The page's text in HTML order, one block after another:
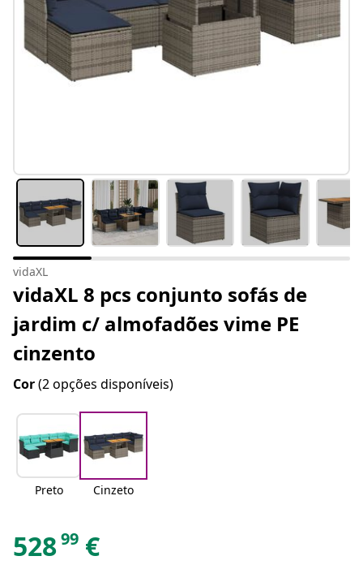
vidaXL
vidaXL 8 pcs conjunto sofás de
jardim c/ almofadões vime PE
cinzento
Cor(2 opções disponíveis)
Preto Cinzeto
52899 €